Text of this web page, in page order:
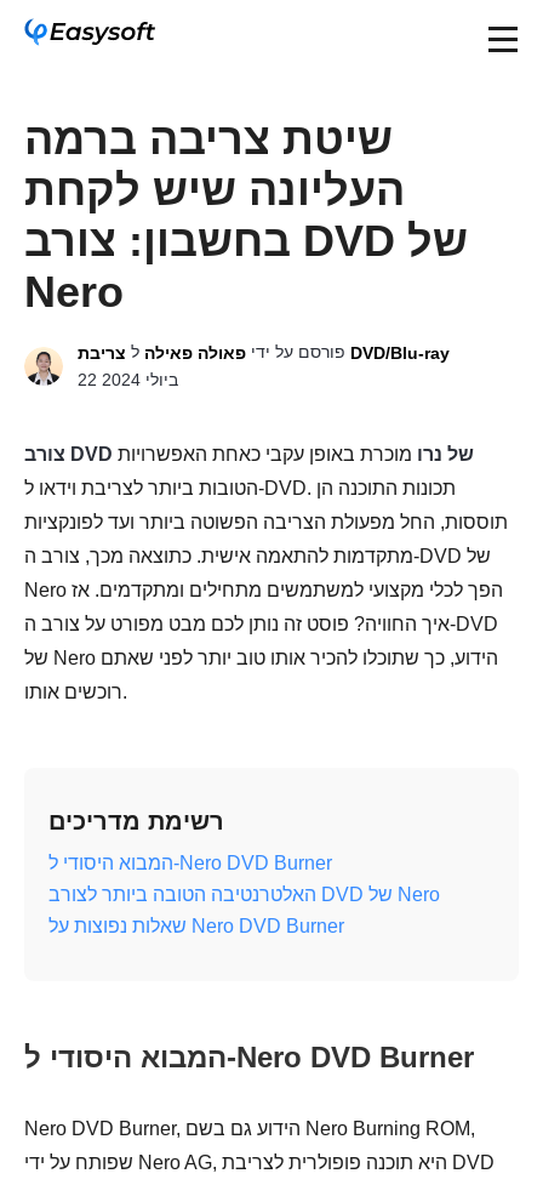
שיטת צריבה ברמה
העליונה שיש לקחת
בחשבון: צורב DVD של
Nero
פורסם על ידי פאולה פאילה ל
צריבת DVD/Blu-ray
22 ביולי 2024
צורב DVD של נרו מוכרת באופן עקבי כאחת האפשרויות
הטובות ביותר לצריבת וידאו ל-DVD. תכונות התוכנה הן
תוססות, החל מפעולת הצריבה הפשוטה ביותר ועד לפונקציות
מתקדמות להתאמה אישית. כתוצאה מכך, צורב ה-DVD של
Nero הפך לכלי מקצועי למשתמשים מתחילים ומתקדמים. אז
איך החוויה? פוסט זה נותן לכם מבט מפורט על צורב ה-DVD
של Nero הידוע, כך שתוכלו להכיר אותו טוב יותר לפני שאתם
רוכשים אותו.
רשימת מדריכים
המבוא היסודי ל-Nero DVD Burner
האלטרנטיבה הטובה ביותר לצורב DVD של Nero
שאלות נפוצות על Nero DVD Burner
המבוא היסודי ל-Nero DVD Burner
Nero DVD Burner, הידוע גם בשם Nero Burning ROM,
שפותח על ידי Nero AG, היא תוכנה פופולרית לצריבת DVD